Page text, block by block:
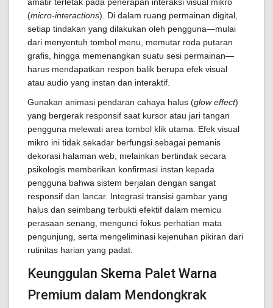
(micro-interactions). Di dalam ruang permainan digital,
setiap tindakan yang dilakukan oleh pengguna—mulai
dari menyentuh tombol menu, memutar roda putaran
grafis, hingga memenangkan suatu sesi permainan—
harus mendapatkan respon balik berupa efek visual
atau audio yang instan dan interaktif.
Gunakan animasi pendaran cahaya halus (glow effect)
yang bergerak responsif saat kursor atau jari tangan
pengguna melewati area tombol klik utama. Efek visual
mikro ini tidak sekadar berfungsi sebagai pemanis
dekorasi halaman web, melainkan bertindak secara
psikologis memberikan konfirmasi instan kepada
pengguna bahwa sistem berjalan dengan sangat
responsif dan lancar. Integrasi transisi gambar yang
halus dan seimbang terbukti efektif dalam memicu
perasaan senang, mengunci fokus perhatian mata
pengunjung, serta mengeliminasi kejenuhan pikiran dari
rutinitas harian yang padat.
Keunggulan Skema Palet Warna
Premium dalam Mendongkrak